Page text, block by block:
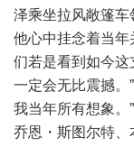
泽乘坐拉风敞篷车
他心中挂念着当年
们若是看到如今这
一定会无比震撼。
我当年所有想象。
乔恩・斯图尔特